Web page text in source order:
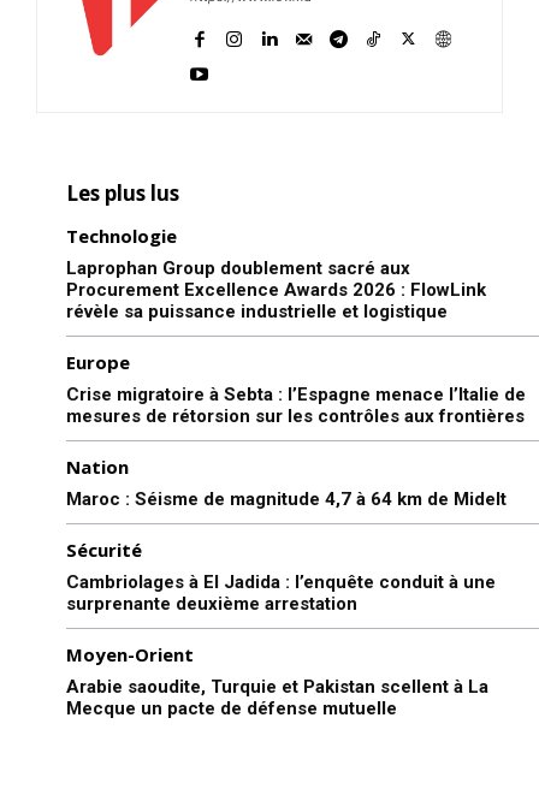
Les plus lus
Technologie
Laprophan Group doublement sacré aux
Procurement Excellence Awards 2026 : FlowLink
révèle sa puissance industrielle et logistique
Europe
Crise migratoire à Sebta : l’Espagne menace l’Italie de
mesures de rétorsion sur les contrôles aux frontières
Nation
Maroc : Séisme de magnitude 4,7 à 64 km de Midelt
Sécurité
Cambriolages à El Jadida : l’enquête conduit à une
surprenante deuxième arrestation
Moyen-Orient
Arabie saoudite, Turquie et Pakistan scellent à La
Mecque un pacte de défense mutuelle